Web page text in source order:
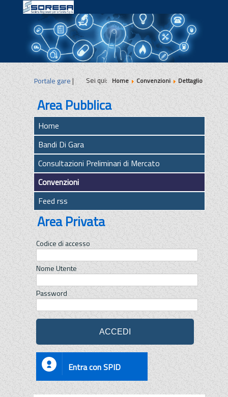
|||
Portale gare| Sei qui:Home Convenzioni Dettaglio
Area Pubblica
Home
Bandi Di Gara
Consultazioni Preliminari di Mercato
Convenzioni
Feed rss
Area Privata
Codice di accesso
Nome Utente
Password
Entra con SPID